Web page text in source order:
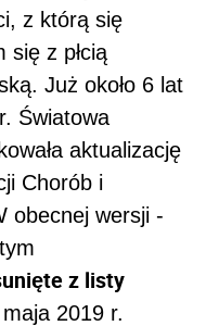
z którą się
się z płcią
Już około 6 lat
Światowa
aktualizację
Chorób i
obecnej wersji -
z listy
2019 r.